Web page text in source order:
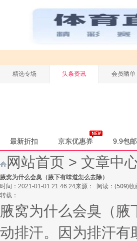
精选专场 头条资讯 会员晒单
最新折扣 京东优惠券 9.9包邮
网站首页 > 文章中
腋窝为什么会臭（腋下有味道怎么去除）
时间：2021-01-01 21:46:24来源： 阅读： (509)收
转载：
腋窝为什么会臭（
动排汗。因为排汗有